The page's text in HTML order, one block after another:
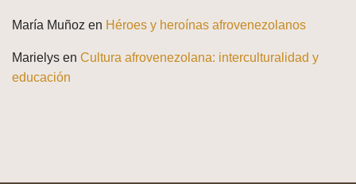
María Muñoz en Héroes y heroínas afrovenezolanos
Marielys en Cultura afrovenezolana: interculturalidad y
educación